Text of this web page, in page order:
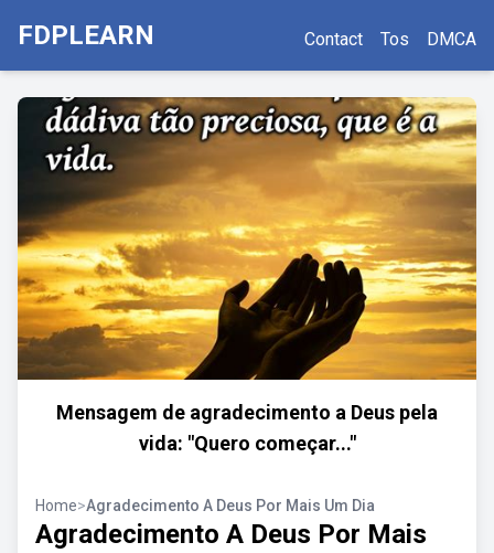
FDPLEARN Contact Tos DMCA
Mensagem de agradecimento a Deus pela
vida: "Quero começar..."
Home>Agradecimento A Deus Por Mais Um Dia
Agradecimento A Deus Por Mais